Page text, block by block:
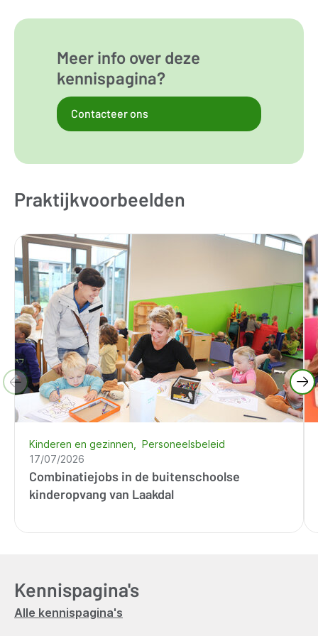
Meer info over deze
kennispagina?
Contacteer ons
Praktijkvoorbeelden
Combinatiejobs in de buitenschoolse
kinderopvang van Laakdal
Kinderen en gezinnen
Personeelsbeleid
17/07/2026
Kennispagina's
Alle kennispagina's